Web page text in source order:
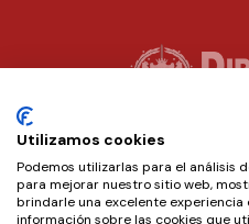
Utilizamos cookies
Podemos utilizarlas para el análisis
para mejorar nuestro sitio web,
brindarle una excelente experiencia
información sobre las cookies que